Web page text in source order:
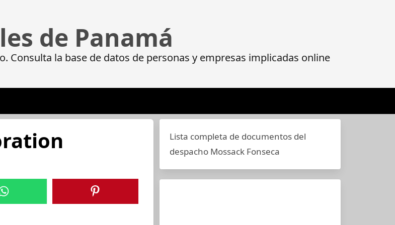
de Panamá
Consulta la base de datos de personas y empresas implicadas online
Lista completa de documentos del
despacho Mossack Fonseca